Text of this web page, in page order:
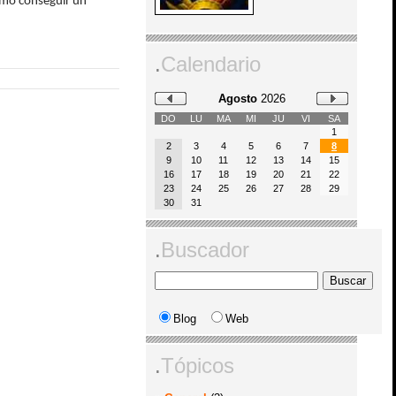
.Calendario
Agosto2026
DO LU MA MI JU VI
SA
1
2
3 4 5 6 7
8
9
10 11 12 13 14
15
16
17 18 19 20 21
22
23
24 25 26 27 28
29
30
31
.Buscador
Blog Web
.Tópicos